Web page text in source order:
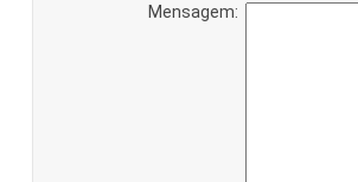
Mensagem: